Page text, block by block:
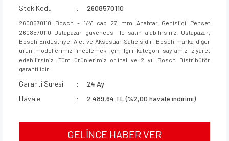
Stok Kodu
2608570110
2608570110 Bosch - 1/4'' cap 27 mm Anahtar Genisligi Penset
2608570110 Ustapazar güvencesi ile satın alabilirsiniz. Ustapazar,
Bosch Endüstriyel Alet ve Aksesuar Satıcısıdır. Bosch marka diğer
ürün modellerimizi incelemek için ilgili kategori sayfamızı ziyaret
edebilirsiniz. Tüm ürünlerimiz orjinal ve 2 yıl Bosch Distribütör
garantilidir.
Garanti Süresi
24 Ay
Havale
2.489,64 TL (%2,00 havale indirimi)
GELİNCE HABER VER